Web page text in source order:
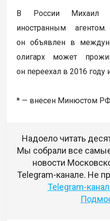
В России Михаил
иностранным
он объявлен в
олигарх может
он переехал в 2016 году
* — внесен Минюстом РФ
Надоело читать
Мы собрали все
новости
Telegram-канале. Не
Telegram-